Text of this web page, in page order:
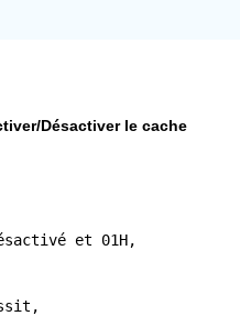
Désactiver le cache
et 01H,